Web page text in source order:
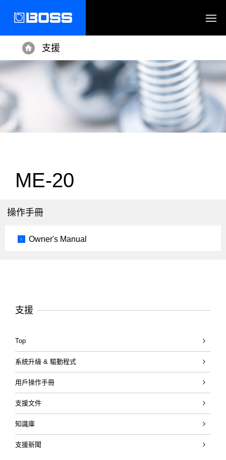
Home
支援
ME-20
操作手冊
Owner's Manual
支援
Top
系統升級 & 驅動程式
用戶操作手冊
支援文件
知識庫
支援新聞